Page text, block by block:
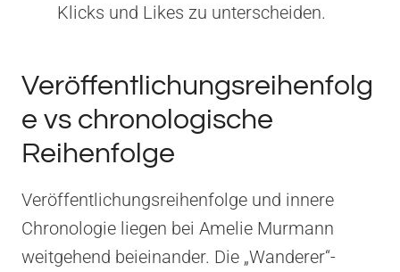
Klicks und Likes zu unterscheiden.
Veröffentlichungsreihenfolg
e vs chronologische
Reihenfolge
Veröffentlichungsreihenfolge und innere
Chronologie liegen bei Amelie Murmann
weitgehend beieinander. Die „Wanderer“-